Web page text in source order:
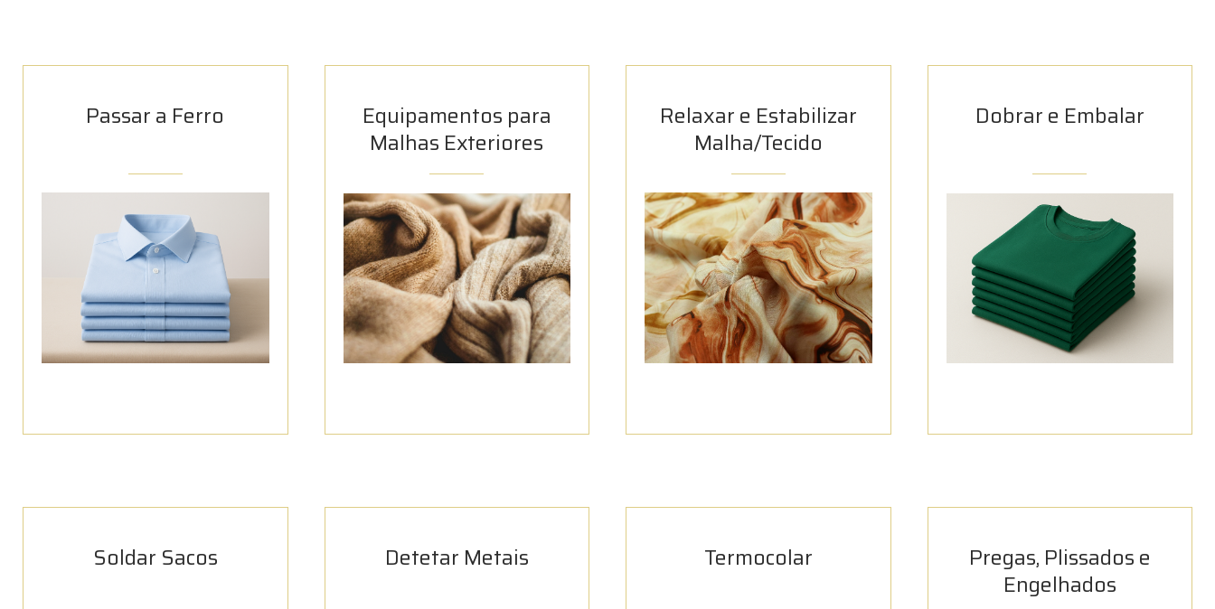
Passar a Ferro
Equipamentos para
Malhas Exteriores
Relaxar e Estabilizar
Malha/Tecido
Dobrar e Embalar
Soldar Sacos Detetar Metais Termocolar
Pregas, Plissados e
Engelhados